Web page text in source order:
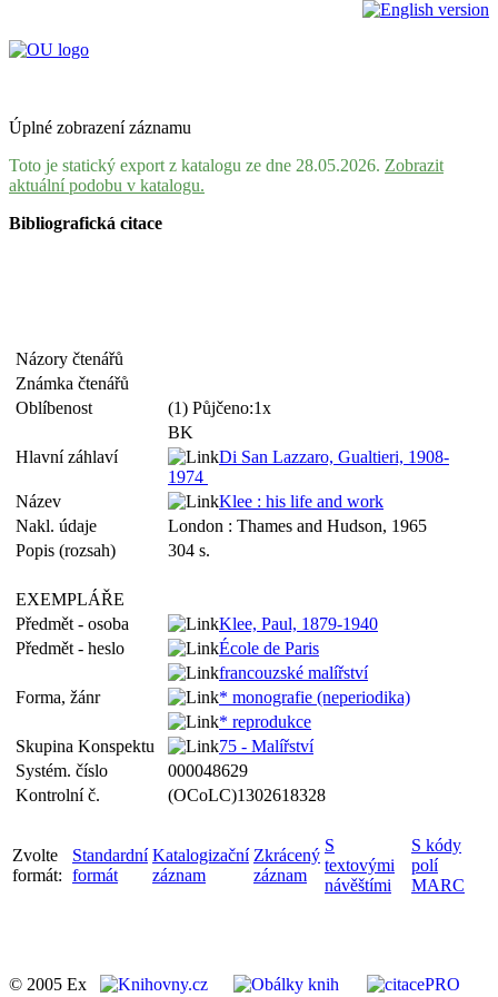
Úplné zobrazení záznamu
Toto je statický export z katalogu ze dne 28.05.2026. Zobrazit
aktuální podobu v katalogu.
Bibliografická citace
Názory čtenářů
Známka čtenářů
Oblíbenost
(1) Půjčeno:1x
BK
Hlavní záhlaví
Di San Lazzaro, Gualtieri, 1908-
1974
Název
Klee : his life and work
Nakl. údaje
London : Thames and Hudson, 1965
Popis (rozsah)
304 s.
EXEMPLÁŘE
Předmět - osoba
Klee, Paul, 1879-1940
Předmět - heslo
École de Paris
francouzské malířství
Forma, žánr
* monografie (neperiodika)
* reprodukce
Skupina Konspektu
75 - Malířství
Systém. číslo
000048629
Kontrolní č.
(OCoLC)1302618328
Zvolte
formát:
Standardní
formát
Katalogizační
záznam
Zkrácený
záznam
S
textovými
návěštími
S kódy
polí
MARC
© 2005 Ex